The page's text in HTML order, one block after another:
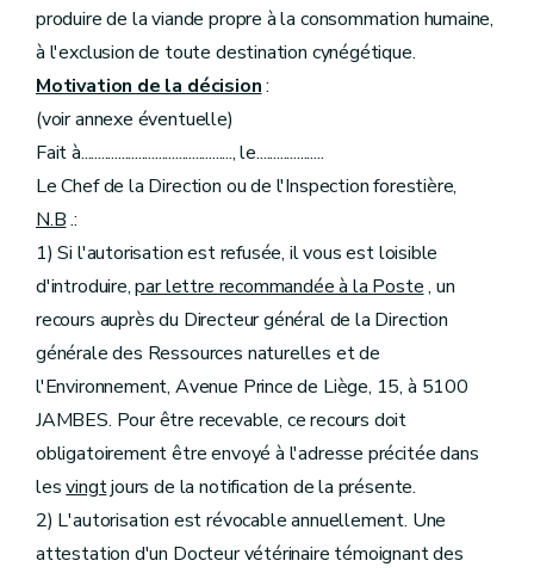
produire de la viande propre à la consommation humaine,
à l'exclusion de toute destination cynégétique.
Motivation de la décision:
(voir annexe éventuelle)
Fait à............................................., le....................
Le Chef de la Direction ou de l'Inspection forestière,
N.B.:
1) Si l'autorisation est refusée, il vous est loisible
d'introduire,par lettre recommandée à la Poste, un
recours auprès du Directeur général de la Direction
générale des Ressources naturelles et de
l'Environnement, Avenue Prince de Liège, 15, à 5100
JAMBES. Pour être recevable, ce recours doit
obligatoirement être envoyé à l'adresse précitée dans
lesvingtjours de la notification de la présente.
2) L'autorisation est révocable annuellement. Une
attestation d'un Docteur vétérinaire témoignant des